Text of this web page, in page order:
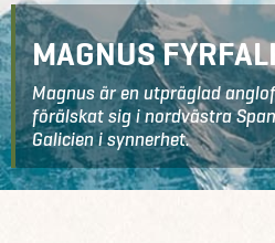
MAGNUS
Magnus är en utpräglad
förälskat sig i nordvästra
Galicien i synnerhet.